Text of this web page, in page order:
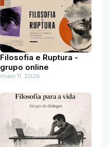
Filosofia e Ruptura -
grupo online
maio 11, 2026